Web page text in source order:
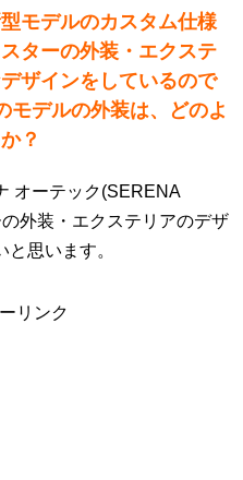
モデルのカスタム仕様
ターの外装・エクステ
ザインをしているので
モデルの外装は、どのよ
？
オーテック(SERENA
外装・エクステリアのデザ
思います。
リンク